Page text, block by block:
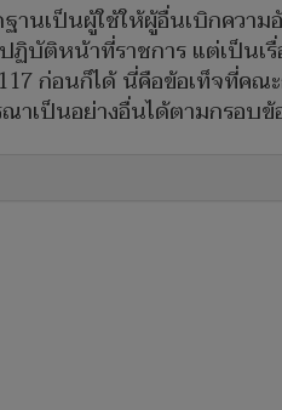
ฐานเป็นผู้ใช้ให้ผู้อื่นเบิกค
ฏิบัติหน้าที่ราชการ แต่เป็น
ก่อนก็ได้ นี่คือข้อเท็จที่
เป็นอย่างอื่นได้ตามกรอบข้